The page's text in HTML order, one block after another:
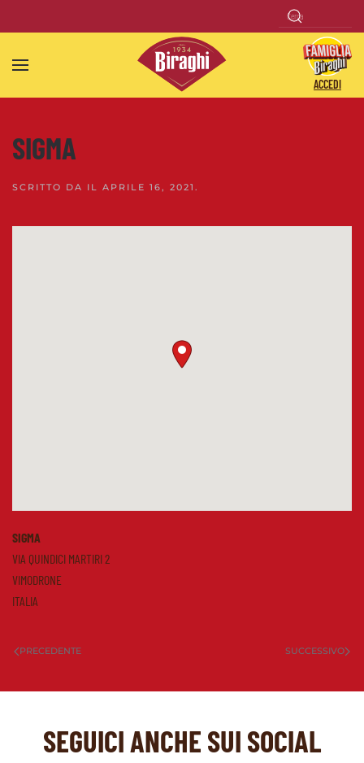
Skip to main content
ACCEDI
SIGMA
SCRITTO DA IL APRILE 16, 2021 .
SIGMA
VIA QUINDICI MARTIRI 2
VIMODRONE
ITALIA
PRECEDENTE SUCCESSIVO
SEGUICI ANCHE SUI SOCIAL